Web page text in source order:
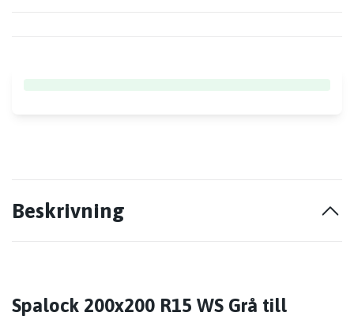
Beskrivning
Spalock 200x200 R15 WS Grå till